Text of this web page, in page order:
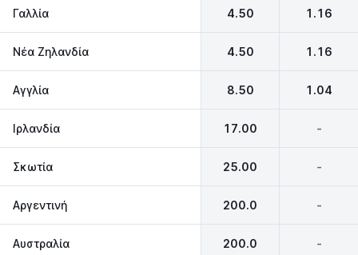
Γαλλία 4.50 1.16
Νέα Ζηλανδία 4.50 1.16
Αγγλία 8.50 1.04
Ιρλανδία 17.00 -
Σκωτία 25.00 -
Αργεντινή 200.0 -
Αυστραλία 200.0 -